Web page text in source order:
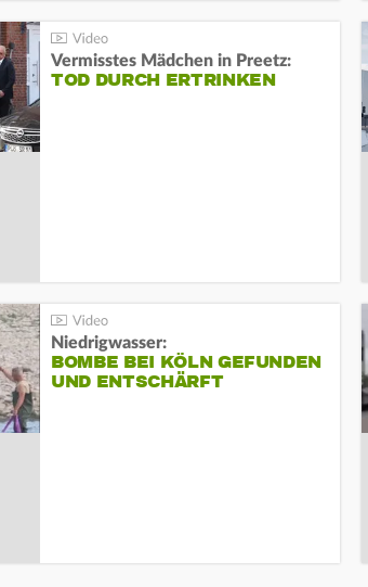
Vermisstes Mädchen in Preetz:
TOD DURCH ERTRINKEN
Niedrigwasser:
BOMBE BEI KÖLN GEFUNDEN
UND ENTSCHÄRFT